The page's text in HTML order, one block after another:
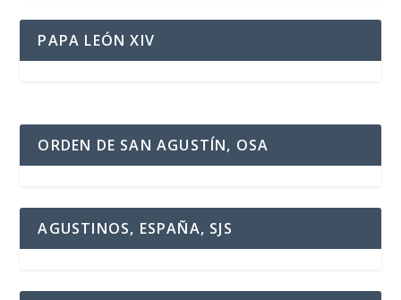
PAPA LEÓN XIV
ORDEN DE SAN AGUSTÍN, OSA
AGUSTINOS, ESPAÑA, SJS